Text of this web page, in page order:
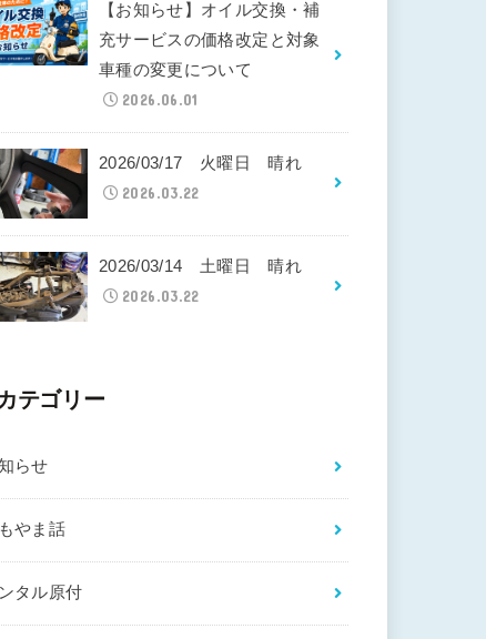
【お知らせ】オイル交換・補
充サービスの価格改定と対象
車種の変更について
2026.06.01
2026/03/17 火曜日 晴れ
2026.03.22
2026/03/14 土曜日 晴れ
2026.03.22
テゴリー
らせ
やま話
タル原付